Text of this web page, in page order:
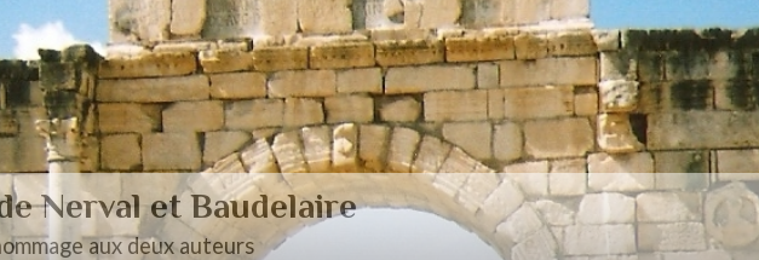
de Baudelaire et Nerval